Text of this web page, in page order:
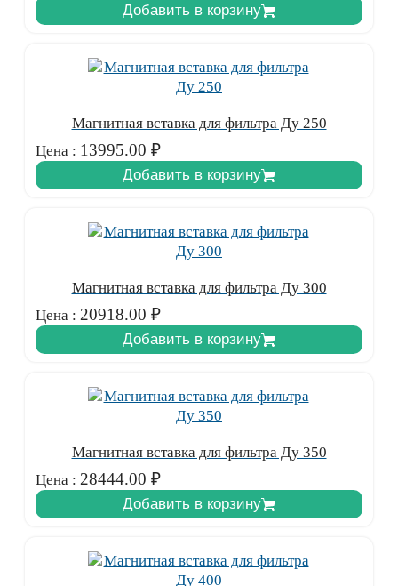
Добавить в корзину
Магнитная вставка для фильтра Ду 250
Цена : 13995.00 ₽
Добавить в корзину
Магнитная вставка для фильтра Ду 300
Цена : 20918.00 ₽
Добавить в корзину
Магнитная вставка для фильтра Ду 350
Цена : 28444.00 ₽
Добавить в корзину